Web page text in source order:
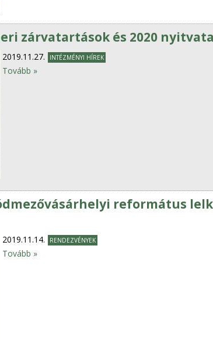
zárvatartások és 2020
2019.11.27. INTÉZMÉNYI HÍREK
Tovább »
református
2019.11.14. RENDEZVÉNYEK
Tovább »